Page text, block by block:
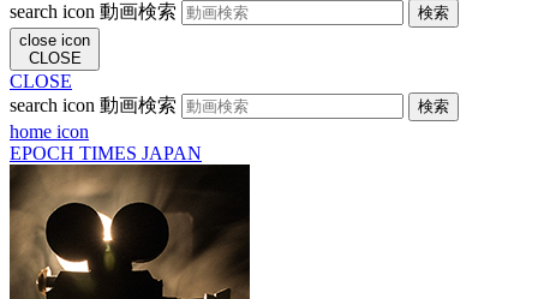
search icon 動画検索
close icon
CLOSE
CLOSE
search icon 動画検索
home icon
EPOCH TIMES JAPAN